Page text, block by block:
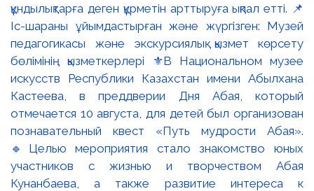
құндылықтарға деген құрметін арттыруға ықпал етті. 📌
Іс-шараны ұйымдастырған және жүргізген: Музей
педагогикасы және экскурсиялық қызмет көрсету
бөлімінің қызметкерлері ⚜️В Национальном музее
искусств Республики Казахстан имени Абылхана
Кастеева, в преддверии Дня Абая, который
отмечается 10 августа, для детей был организован
познавательный квест «Путь мудрости Абая».
🔹Целью мероприятия стало знакомство юных
участников с жизнью и творчеством Абая
Кунанбаева, а также развитие интереса к